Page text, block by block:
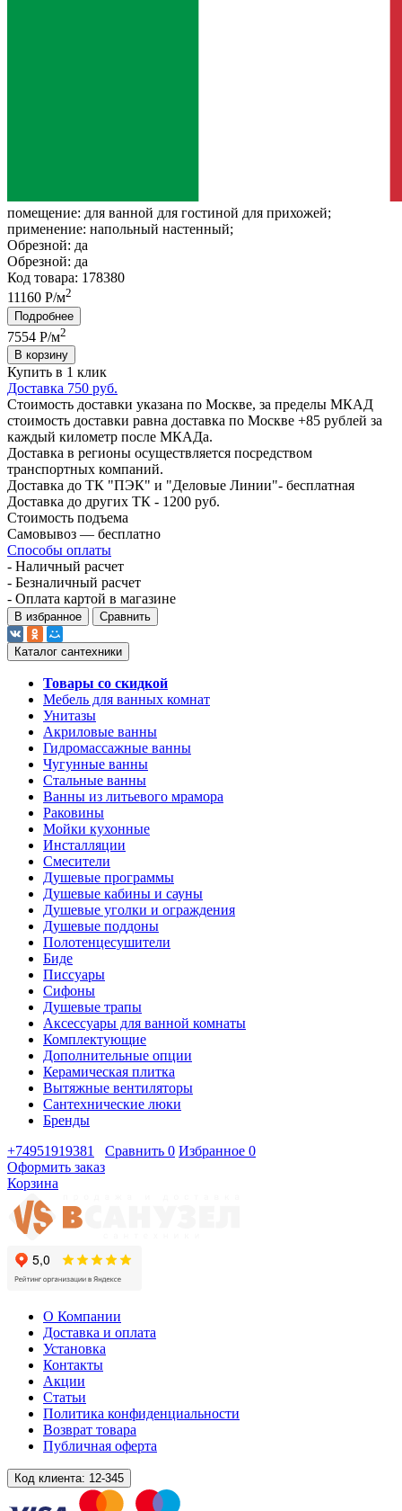
помещение: для ванной для гостиной для прихожей;
применение: напольный настенный;
Обрезной: да
Обрезной: да
Код товара: 178380
11160 Р/м2
Подробнее
7554 Р/м2
В корзину
Купить в 1 клик
Доставка 750 руб.
Стоимость доставки указана по Москве, за пределы МКАД
стоимость доставки равна доставка по Москве +85 рублей за
каждый километр после МКАДа.
Доставка в регионы осуществляется посредством
транспортных компаний.
Доставка до ТК "ПЭК" и "Деловые Линии"- бесплатная
Доставка до других ТК - 1200 руб.
Стоимость подъема
Самовывоз — бесплатно
Способы оплаты
- Наличный расчет
- Безналичный расчет
- Оплата картой в магазине
В избранное Сравнить
Каталог сантехники
Товары со скидкой
Мебель для ванных комнат
Унитазы
Акриловые ванны
Гидромассажные ванны
Чугунные ванны
Стальные ванны
Ванны из литьевого мрамора
Раковины
Мойки кухонные
Инсталляции
Смесители
Душевые программы
Душевые кабины и сауны
Душевые уголки и ограждения
Душевые поддоны
Полотенцесушители
Биде
Писсуары
Сифоны
Душевые трапы
Аксессуары для ванной комнаты
Комплектующие
Дополнительные опции
Керамическая плитка
Вытяжные вентиляторы
Сантехнические люки
Бренды
+74951919381
Сравнить 0 Избранное 0
Оформить заказ
Корзина
О Компании
Доставка и оплата
Установка
Контакты
Акции
Статьи
Политика конфиденциальности
Возврат товара
Публичная оферта
Код клиента: 12-345